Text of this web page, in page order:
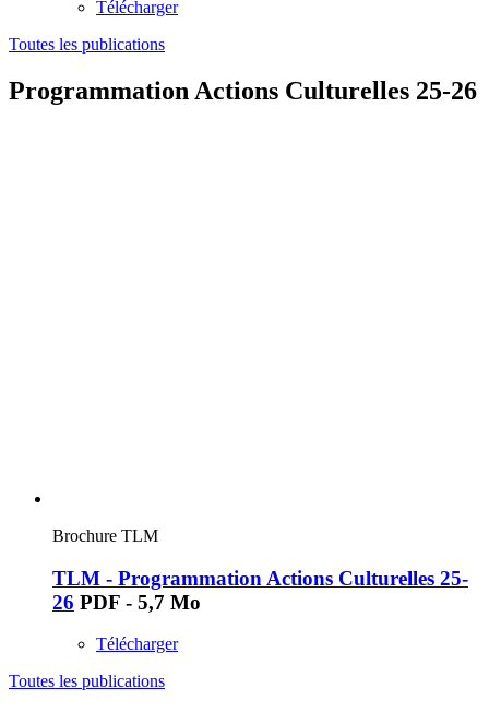
Télécharger
Toutes les publications
Programmation Actions Culturelles 25-26
Brochure TLM
TLM - Programmation Actions Culturelles 25-
26 PDF - 5,7 Mo
Télécharger
Toutes les publications